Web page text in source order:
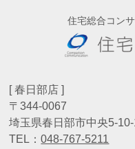
住宅総合コン
[ 春日部店 ]
〒344-0067
埼玉県春日部市中央5-
TEL：048-767-5211